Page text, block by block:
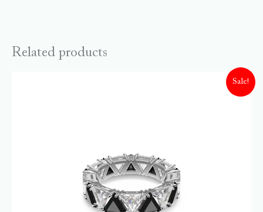
Related products
Sale!